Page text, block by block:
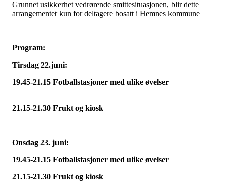
Grunnet usikkerhet vedrørende smittesituasjonen, blir dette
arrangementet kun for deltagere bosatt i Hemnes kommune
Program:
Tirsdag 22.juni:
19.45-21.15 Fotballstasjoner med ulike
21.15-21.30 Frukt og kiosk
Onsdag 23. juni:
19.45-21.15 Fotballstasjoner med ulike øvelser
21.15-21.30 Frukt og kiosk